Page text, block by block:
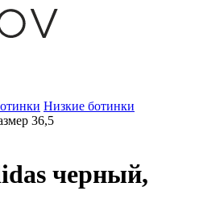
Низкие ботинки
36,5
черный,